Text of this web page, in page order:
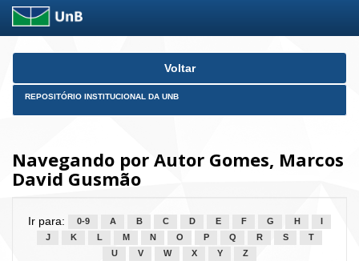
Skip
Voltar
REPOSITÓRIO INSTITUCIONAL DA UNB
Navegando por Autor Gomes, Marcos
David Gusmão
Ir para: 0-9 A B C D E F G H
J
K L M N O P Q R S
T
U
V W X Y Z